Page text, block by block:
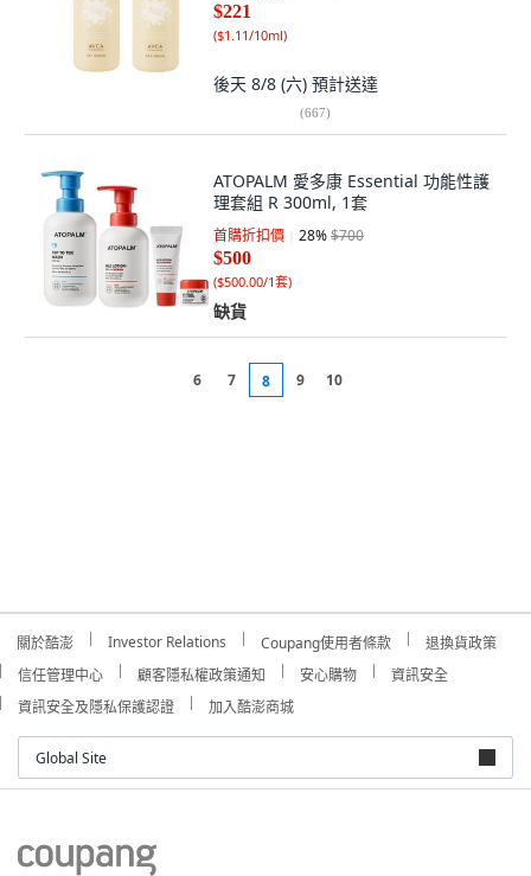
$221
($1.11/10ml)
後天 8/8 (六) 預計送達
(667)
ATOPALM 愛多康 Essential 功能性護
理套組 R 300ml, 1套
首購折扣價 28%$700
$500
($500.00/1套)
缺貨
6 7 8 9 10
關於酷澎 Investor Relations Coupang使用者條款
退換貨政策
信任管理中心
顧客隱私權政策通知 安心購物
資訊安全
資訊安全及隱私保護認證
加入酷澎商城
Global Site